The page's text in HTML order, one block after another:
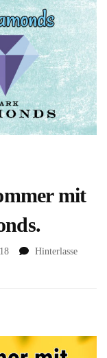
mit
Hinterlasse